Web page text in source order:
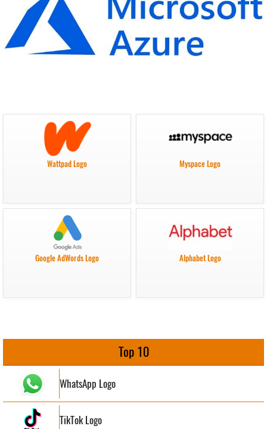
Wattpad Logo Myspace Logo
Google AdWords Logo Alphabet Logo
Top 10
WhatsApp Logo
TikTok Logo